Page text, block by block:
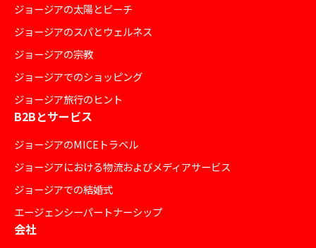
ジョージアの太陽とビーチ
ジョージアのスパとウェルネス
ジョージアの宗教
ジョージアでのショッピング
ジョージア旅行のヒント
B2Bとサービス
ジョージアのMICEトラベル
ジョージアにおける物流およびメディアサービス
ジョージアでの結婚式
エージェンシーパートナーシップ
会社